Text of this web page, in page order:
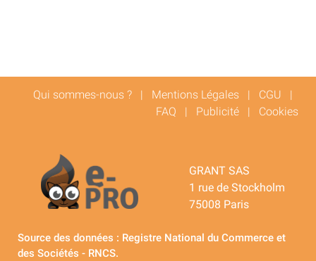
Qui sommes-nous ? | Mentions Légales | CGU |
FAQ | Publicité | Cookies
GRANT SAS
1 rue de Stockholm
75008 Paris
Source des données : Registre National du Commerce et
des Sociétés - RNCS.